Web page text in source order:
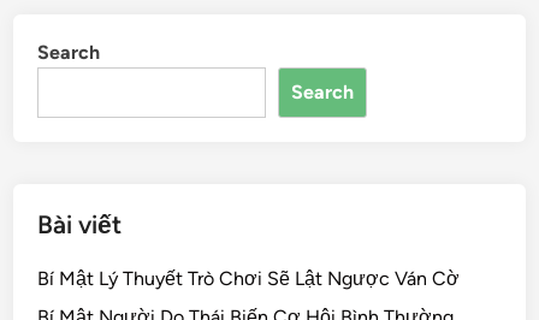
o
o
n s
Search
Search
Bài viết
Bí Mật Lý Thuyết Trò Chơi Sẽ Lật Ngược Ván Cờ